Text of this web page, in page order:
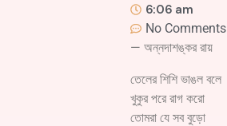
6:06 am
No Comments
— অন্নদাশঙ্কর রায়
তেলের শিশি ভাঙল বলে
খুকুর পরে রাগ করো
তোমরা যে সব বুড়ো